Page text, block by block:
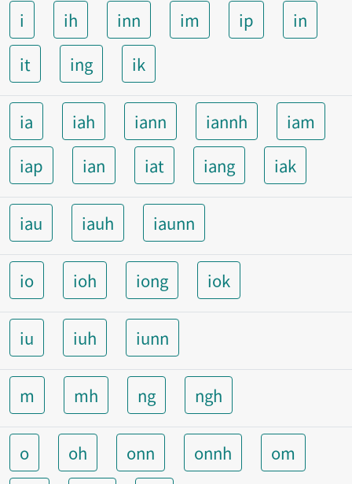
i ih inn im ip
in
it
ing ik
ia iah iann iannh
iam
iap
ian iat iang iak
iau iauh iaunn
io ioh iong iok
iu iuh iunn
m mh ng ngh
o oh onn onnh
om